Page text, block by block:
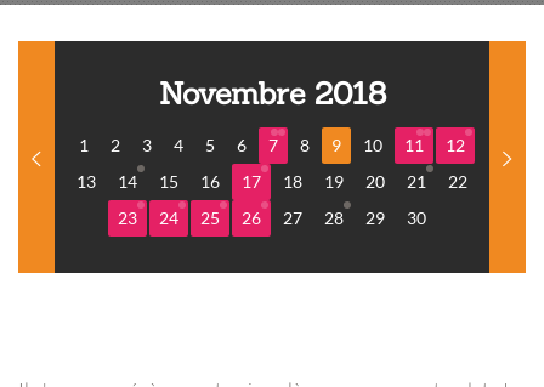
Novembre 2018
1 2 3 4 5 6 7 8 9 10 11
12
13
14 15 16 17 18 19 20 21
22
23
24 25 26 27 28 29 30